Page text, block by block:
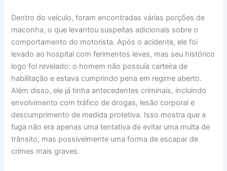
Dentro do veículo, foram encontradas várias porções de
maconha, o que levantou suspeitas adicionais sobre o
comportamento do motorista. Após o acidente, ele foi
levado ao hospital com ferimentos leves, mas seu histórico
logo foi revelado: o homem não possuía carteira de
habilitação e estava cumprindo pena em regime aberto.
Além disso, ele já tinha antecedentes criminais, incluindo
envolvimento com tráfico de drogas, lesão corporal e
descumprimento de medida protetiva. Isso mostra que a
fuga não era apenas uma tentativa de evitar uma multa de
trânsito, mas possivelmente uma forma de escapar de
crimes mais graves.